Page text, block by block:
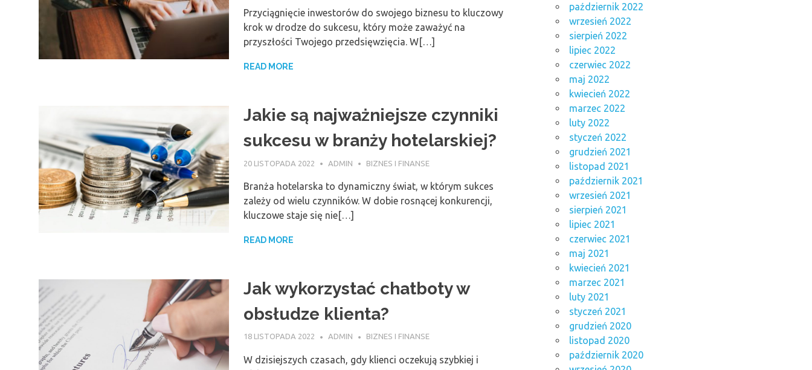
Przyciągnięcie inwestorów do swojego biznesu to kluczowy
krok w drodze do sukcesu, który może zaważyć na
przyszłości Twojego przedsięwzięcia. W[…]
READ MORE
Jakie są najważniejsze czynniki
sukcesu w branży hotelarskiej?
20 LISTOPADA 2022 ADMIN BIZNES I FINANSE
Branża hotelarska to dynamiczny świat, w którym sukces
zależy od wielu czynników. W dobie rosnącej konkurencji,
kluczowe staje się nie[…]
READ MORE
Jak wykorzystać chatboty w
obsłudze klienta?
18 LISTOPADA 2022 ADMIN BIZNES I FINANSE
W dzisiejszych czasach, gdy klienci oczekują szybkiej i
październik 2022
wrzesień 2022
sierpień 2022
lipiec 2022
czerwiec 2022
maj 2022
kwiecień 2022
marzec 2022
luty 2022
styczeń 2022
grudzień 2021
listopad 2021
październik 2021
wrzesień 2021
sierpień 2021
lipiec 2021
czerwiec 2021
maj 2021
kwiecień 2021
marzec 2021
luty 2021
styczeń 2021
grudzień 2020
listopad 2020
październik 2020